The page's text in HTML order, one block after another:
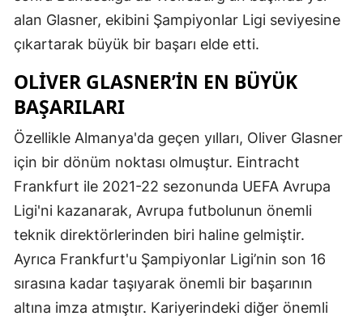
alan Glasner, ekibini Şampiyonlar Ligi seviyesine
çıkartarak büyük bir başarı elde etti.
OLIVER GLASNER’IN EN BÜYÜK
BAŞARILARI
Özellikle Almanya'da geçen yılları, Oliver Glasner
için bir dönüm noktası olmuştur. Eintracht
Frankfurt ile 2021-22 sezonunda UEFA Avrupa
Ligi'ni kazanarak, Avrupa futbolunun önemli
teknik direktörlerinden biri haline gelmiştir.
Ayrıca Frankfurt'u Şampiyonlar Ligi’nin son 16
sırasına kadar taşıyarak önemli bir başarının
altına imza atmıştır. Kariyerindeki diğer önemli